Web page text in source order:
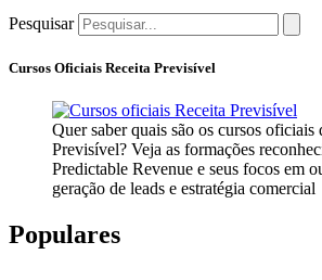
Pesquisar
Cursos Oficiais Receita Previsível
Quer saber quais são os cursos oficiais
Previsível? Veja as formações
Predictable Revenue e seus focos em
geração de leads e estratégia comercial
Populares